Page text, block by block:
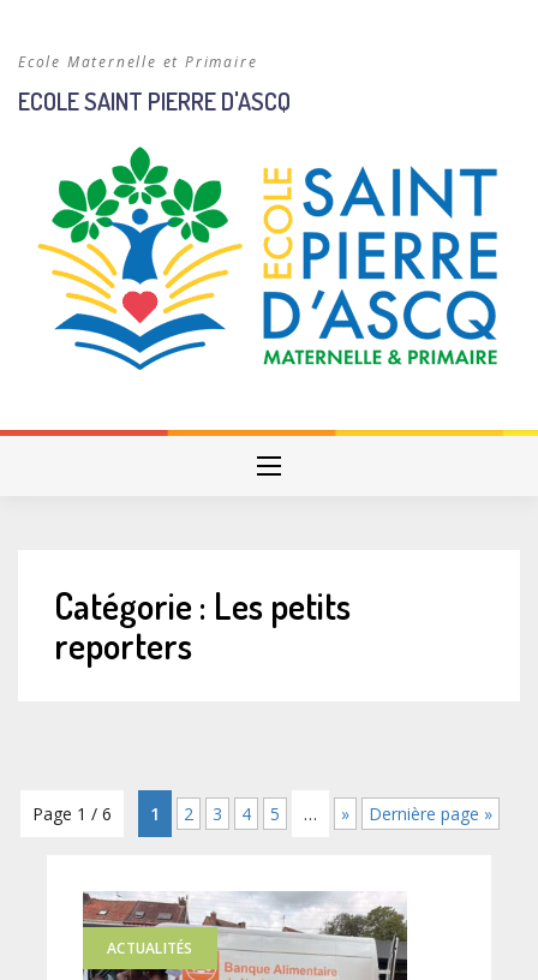
Ecole Maternelle et Primaire
ECOLE SAINT PIERRE D'ASCQ
Catégorie : Les petits
reporters
Page 1 / 6 1 2 3 4 5 … » Dernière page »
ACTUALITÉS